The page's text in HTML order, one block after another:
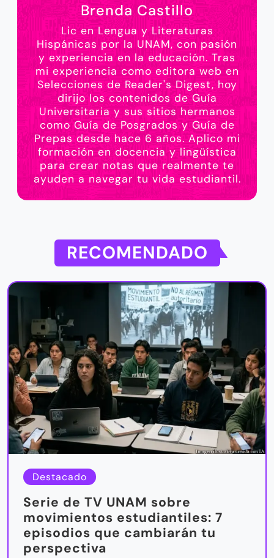
Brenda Castillo
Lic en Lengua y Literaturas
Hispánicas por la UNAM, con pasión
y experiencia en la educación. Tras
mi experiencia como editora web en
Selecciones de Reader's Digest, hoy
dirijo los contenidos de Guía
Universitaria y sus sitios hermanos
como Guía de Posgrados y Guía de
Prepas desde hace 6 años. Aplico mi
formación en docencia y lingüística
para crear notas que realmente te
ayuden a navegar tu vida estudiantil.
RECOMENDADO
Destacado
Serie de TV UNAM sobre
movimientos estudiantiles: 7
episodios que cambiarán tu
perspectiva